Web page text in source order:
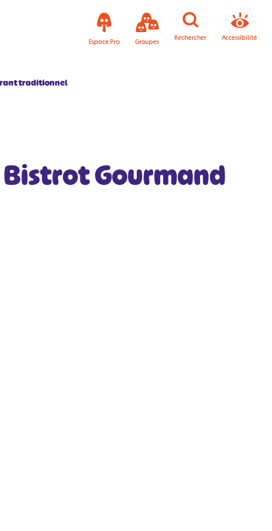
Espace Pro Groupes Rechercher Accessibilité
traditionnel
Bistrot Gourmand